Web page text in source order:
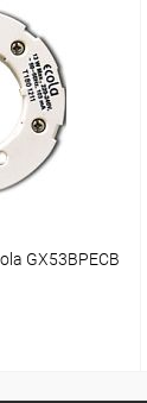
GX53BPECB